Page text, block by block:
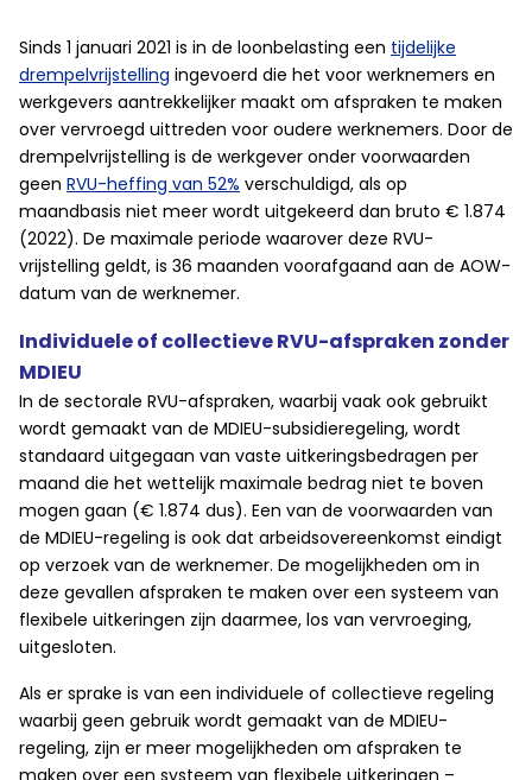
Sinds 1 januari 2021 is in de loonbelasting een tijdelijke
drempelvrijstelling ingevoerd die het voor werknemers en
werkgevers aantrekkelijker maakt om afspraken te maken
over vervroegd uittreden voor oudere werknemers. Door de
drempelvrijstelling is de werkgever onder voorwaarden
geen RVU-heffing van 52% verschuldigd, als op
maandbasis niet meer wordt uitgekeerd dan bruto € 1.874
(2022). De maximale periode waarover deze RVU-
vrijstelling geldt, is 36 maanden voorafgaand aan de AOW-
datum van de werknemer.
Individuele of collectieve RVU-afspraken zonder
MDIEU
In de sectorale RVU-afspraken, waarbij vaak ook gebruikt
wordt gemaakt van de MDIEU-subsidieregeling, wordt
standaard uitgegaan van vaste uitkeringsbedragen per
maand die het wettelijk maximale bedrag niet te boven
mogen gaan (€ 1.874 dus). Een van de voorwaarden van
de MDIEU-regeling is ook dat arbeidsovereenkomst eindigt
op verzoek van de werknemer. De mogelijkheden om in
deze gevallen afspraken te maken over een systeem van
flexibele uitkeringen zijn daarmee, los van vervroeging,
uitgesloten.
Als er sprake is van een individuele of collectieve regeling
waarbij geen gebruik wordt gemaakt van de MDIEU-
regeling, zijn er meer mogelijkheden om afspraken te
maken over een systeem van flexibele uitkeringen –